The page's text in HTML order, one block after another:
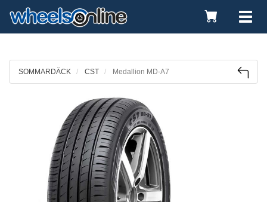
Toggle
Cart
SOMMARDÄCK CST Medallion MD-A7